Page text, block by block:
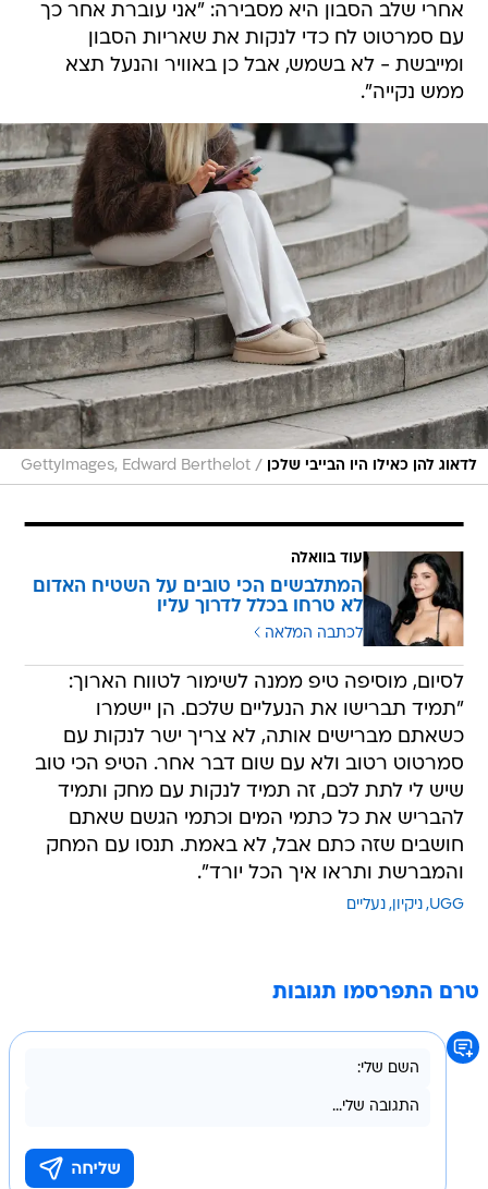
אחרי שלב הסבון היא מסבירה: "אני עוברת אחר כך
עם סמרטוט לח כדי לנקות את שאריות הסבון
ומייבשת - לא בשמש, אבל כן באוויר והנעל תצא
ממש נקייה".
לדאוג להן כאילו היו הבייבי שלכן /
GettyImages, Edward Berthelot
עוד בוואלה
המתלבשים הכי טובים על השטיח האדום
לא טרחו בכלל לדרוך עליו
לכתבה המלאה
לסיום, מוסיפה טיפ ממנה לשימור לטווח הארוך:
"תמיד תברישו את הנעליים שלכם. הן יישמרו
כשאתם מברישים אותה, לא צריך ישר לנקות עם
סמרטוט רטוב ולא עם שום דבר אחר. הטיפ הכי טוב
שיש לי לתת לכם, זה תמיד לנקות עם מחק ותמיד
להבריש את כל כתמי המים וכתמי הגשם שאתם
חושבים שזה כתם אבל, לא באמת. תנסו עם המחק
והמברשת ותראו איך הכל יורד".
UGG ניקיון נעליים
טרם התפרסמו תגובות